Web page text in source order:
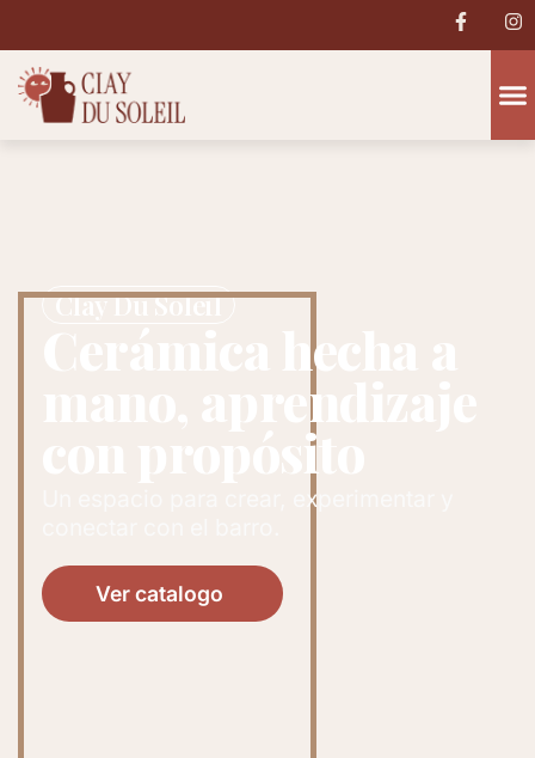
Clay Du Soleil
Cerámica hecha a
mano, aprendizaje
con propósito
Un espacio para crear, experimentar y
Ver catalogo